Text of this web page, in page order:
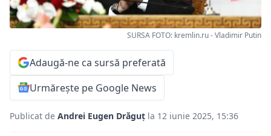
SURSA FOTO: kremlin.ru - Vladimir Putin
Adaugă-ne ca sursă preferată
Urmărește pe Google News
Publicat de Andrei Eugen Drăguț la 12 iunie 2025, 15:36